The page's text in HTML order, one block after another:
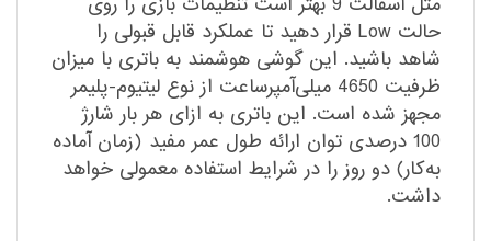
حالت Low قرار دهید تا عملکرد قابل قبولی را
شاهد باشید. این گوشی هوشمند به باتری با میزان
ظرفیت 4650 میلی‌آمپر‌ساعت از نوع لیتیوم-پلیمر
مجهز شده است. این باتری به ازای هر بار شارژ
100 درصدی توان ارائه طول عمر مفید (زمان آماده
به‌کار) دو روز را در شرایط استفاده معمولی خواهد
داشت.